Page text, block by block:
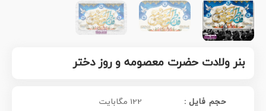
بنر ولادت حضرت معصومه و روز دختر
حجم فایل : 122 مگابایت